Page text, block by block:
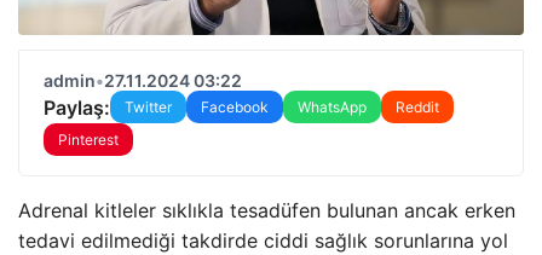
admin•27.11.2024 03:22
Paylaş: Twitter Facebook WhatsApp
Reddit
Pinterest
Adrenal kitleler sıklıkla tesadüfen bulunan ancak erken
tedavi edilmediği takdirde ciddi sağlık sorunlarına yol